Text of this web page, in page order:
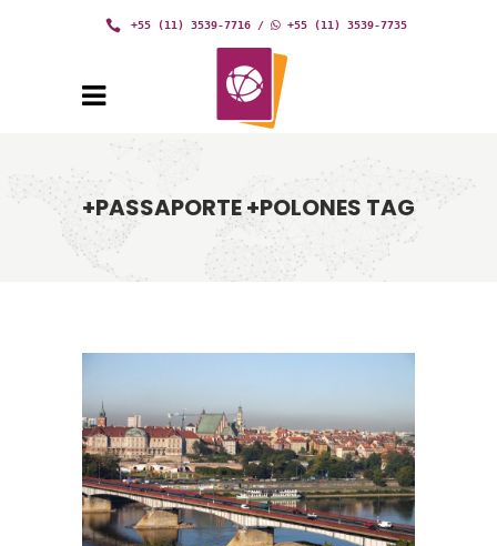
+55 (11) 3539-7716 / +55 (11) 3539-7735
+PASSAPORTE +POLONES TAG